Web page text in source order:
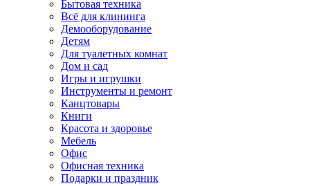
Бытовая техника
Всё для клининга
Демооборудование
Детям
Для туалетных комнат
Дом и сад
Игры и игрушки
Инструменты и ремонт
Канцтовары
Книги
Красота и здоровье
Мебель
Офис
Офисная техника
Подарки и праздник